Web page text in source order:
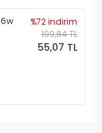
%72 indirim
199,84 TL
55,07 TL